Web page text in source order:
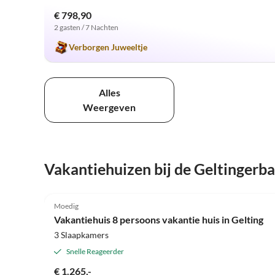
€ 798,90
2 gasten / 7 Nachten
Verborgen Juweeltje
Alles
Weergeven
Vakantiehuizen bij de
Moedig
Vakantiehuis 8 persoons vakantie huis in Gelting
3 Slaapkamers
Snelle Reageerder
€ 1.265,-